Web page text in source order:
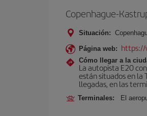
Copenhague-
Situación:
Página web: https://
Cómo llegar a la
La autopista E20
están situados en la
llegadas, en las
Terminales: El